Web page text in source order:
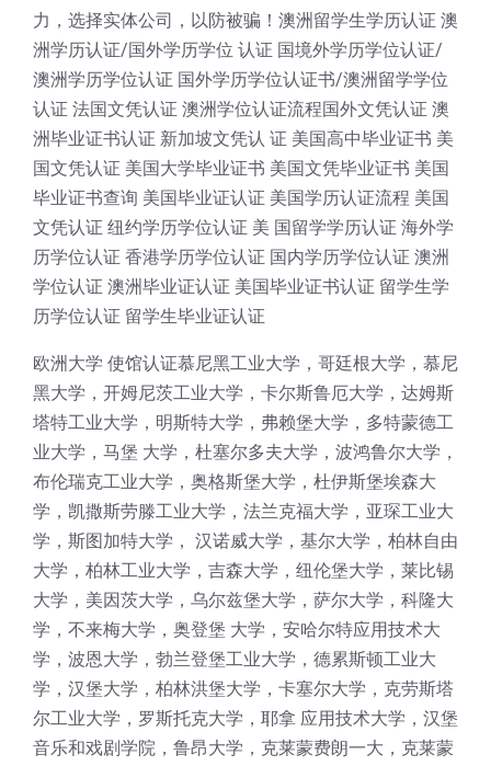
力，选择实体公司，以防被骗！澳洲留学生学历认证 澳
洲学历认证/国外学历学位 认证 国境外学历学位认证/
澳洲学历学位认证 国外学历学位认证书/澳洲留学学位
认证 法国文凭认证 澳洲学位认证流程国外文凭认证 澳
洲毕业证书认证 新加坡文凭认 证 美国高中毕业证书 美
国文凭认证 美国大学毕业证书 美国文凭毕业证书 美国
毕业证书查询 美国毕业证认证 美国学历认证流程 美国
文凭认证 纽约学历学位认证 美 国留学学历认证 海外学
历学位认证 香港学历学位认证 国内学历学位认证 澳洲
学位认证 澳洲毕业证认证 美国毕业证书认证 留学生学
历学位认证 留学生毕业证认证
欧洲大学 使馆认证慕尼黑工业大学，哥廷根大学，慕尼
黑大学，开姆尼茨工业大学，卡尔斯鲁厄大学，达姆斯
塔特工业大学，明斯特大学，弗赖堡大学，多特蒙德工
业大学，马堡 大学，杜塞尔多夫大学，波鸿鲁尔大学，
布伦瑞克工业大学，奥格斯堡大学，杜伊斯堡埃森大
学，凯撒斯劳滕工业大学，法兰克福大学，亚琛工业大
学，斯图加特大学， 汉诺威大学，基尔大学，柏林自由
大学，柏林工业大学，吉森大学，纽伦堡大学，莱比锡
大学，美因茨大学，乌尔兹堡大学，萨尔大学，科隆大
学，不来梅大学，奥登堡 大学，安哈尔特应用技术大
学，波恩大学，勃兰登堡工业大学，德累斯顿工业大
学，汉堡大学，柏林洪堡大学，卡塞尔大学，克劳斯塔
尔工业大学，罗斯托克大学，耶拿 应用技术大学，汉堡
音乐和戏剧学院，鲁昂大学，克莱蒙费朗一大，克莱蒙